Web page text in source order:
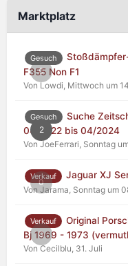
Marktplatz
0
Gesuch
F355 Non F1
Von Lowdi, Mittwoch um
2
Gesuch
Suche
04/2022 bis 04/2024
Von JoeFerrari, Sonntag
0
Verkauf Jaguar XJ
Von Jarama, Sonntag um
0
Verkauf
Original
Bj 1969 - 1973
Von Cecilblu, 31. Juli